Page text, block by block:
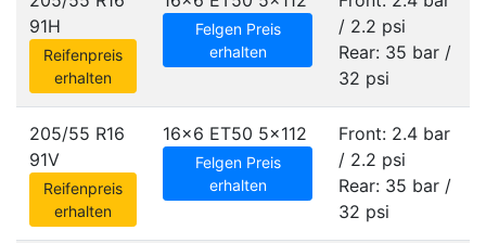
91H
Reifenpreis
erhalten
Felgen Preis
erhalten
/ 2.2 psi
Rear: 35 bar /
32 psi
205/55 R16
91V
Reifenpreis
erhalten
16x6 ET50 5x112
Felgen Preis
erhalten
Front: 2.4 bar
/ 2.2 psi
Rear: 35 bar /
32 psi